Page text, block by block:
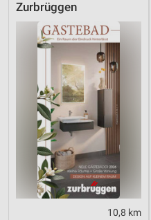
Zurbrüggen
10,8 km